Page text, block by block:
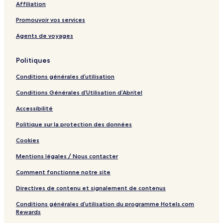
p
i
t
a
t
Affiliation
Promouvoir vos services
Agents de voyages
Politiques
Conditions générales d’utilisation
Conditions Générales d’Utilisation d’Abritel
Accessibilité
Politique sur la protection des données
Cookies
Mentions légales / Nous contacter
Comment fonctionne notre site
Directives de contenu et signalement de contenus
Conditions générales d’utilisation du programme Hotels.com
Rewards